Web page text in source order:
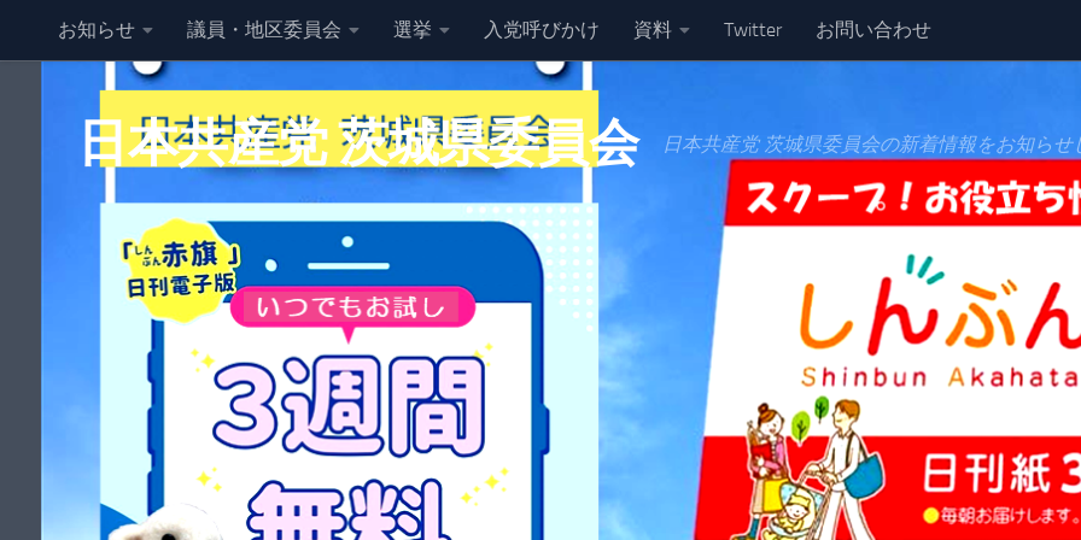
コンテンツへスキップ
お知らせ 議員・地区委員会 選挙 入党呼びかけ 資料 Twitter お問い合わせ
日本共産党 茨城県委員会 日本共産党 茨城県委員会の新着情報をお知らせ